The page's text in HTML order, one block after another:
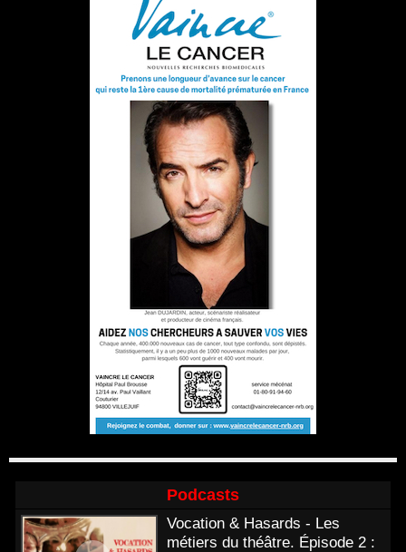
Podcasts
Vocation & Hasards - Les
métiers du théâtre. Épisode 2 :